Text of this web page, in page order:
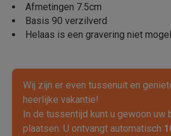
Afmetingen 7.5cm
Basis 90 verzilverd
Helaas is een gravering niet
Wij zijn er even tussenuit en
heerlijke vakantie!
In de tussentijd kunt u gewoon uw
plaatsen. U ontvangt automatisch